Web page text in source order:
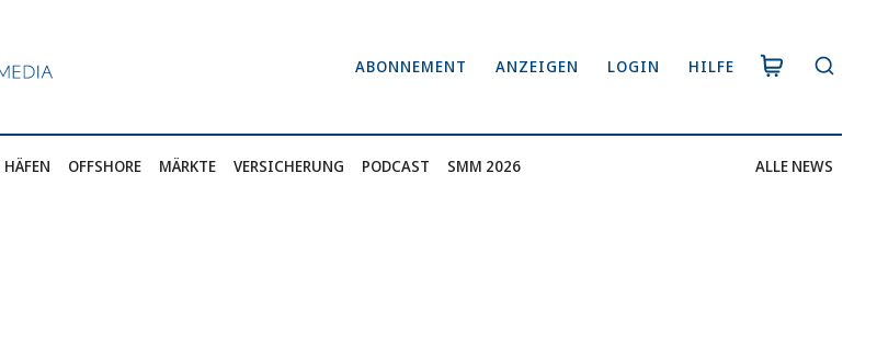
ABONNEMENT ANZEIGEN LOGIN HILFE
HÄFEN OFFSHORE MÄRKTE VERSICHERUNG PODCAST SMM 2026 ALLE NEWS